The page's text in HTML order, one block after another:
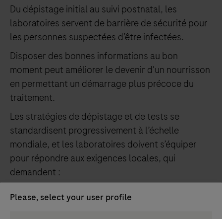
Du dépistage initial au suivi postnatal, les
laboratoires servent de barrière de sécurité pour
les personnes suspectées d’être infectées.
Disposer des bonnes informations au bon
moment peut améliorer le devenir d'un nourrisson
en permettant un démarrage plus précoce du
traitement.
Les stratégies de dépistage et de tests se
standardisent progressivement à l’échelle
mondiale, et les laboratoires doivent s’équiper
pour répondre aux exigences locales, qui
demandent :
Des résultats fiables
Please, select your user profile